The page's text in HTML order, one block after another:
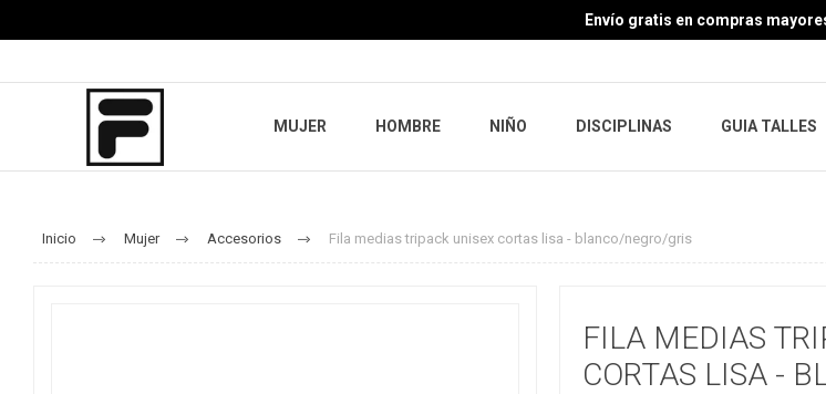
Envío gratis en compras
MUJER HOMBRE NIÑO DISCIPLINAS GUIA TALLES
Inicio Mujer Accesorios Fila medias tripack unisex cortas lisa - blanco/negro/gris
FILA MEDIAS
CORTAS LISA -